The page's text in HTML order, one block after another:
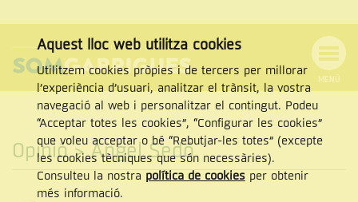
NAVEGACIÓ
MENÚ
Cercar
Opinió> Àngel Sedó
Aquest lloc web utilitza cookies
Utilitzem cookies pròpies i de tercers per millorar
l’experiència d’usuari, analitzar el trànsit, la vostra
navegació al web i personalitzar el contingut. Podeu
“Acceptar totes les cookies”, “Configurar les cookies”
que voleu acceptar o bé “Rebutjar-les totes” (excepte
les cookies tècniques que són necessàries).
Consulteu la nostra política de cookiesper obtenir
més informació.